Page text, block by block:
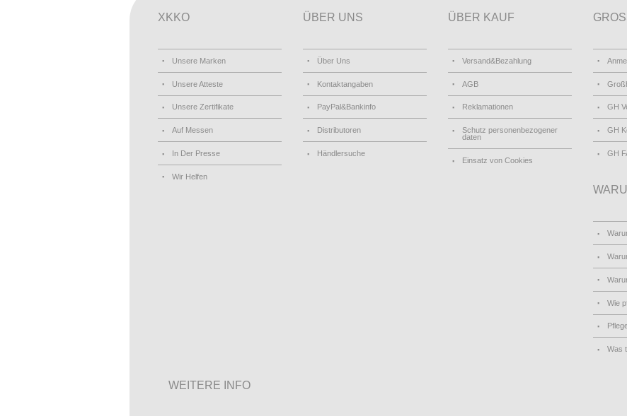
XKKO
Unsere Marken
Unsere Atteste
Unsere Zertifikate
Auf Messen
In Der Presse
Wir Helfen
ÜBER UNS
Über Uns
Kontaktangaben
PayPal&Bankinfo
Distributoren
Händlersuche
ÜBER KAUF
Versand&Bezahlung
AGB
Reklamationen
Schutz personenbezogener
daten
Einsatz von Cookies
GH
GH
GH
Wie
Was
WEITERE INFO